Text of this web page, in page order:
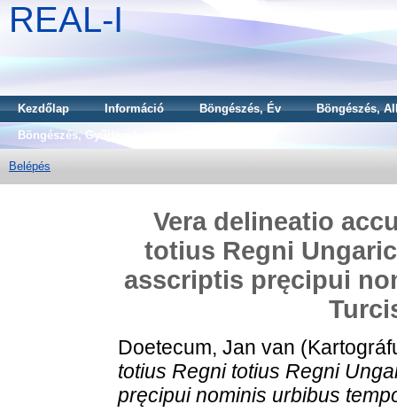
REAL-I
Kezdőlap Információ Böngészés, Év
Böngészés,
Böngészés, Gyűjtemény
Belépés
Vera delineatio
totius Regni
asscriptis pręcipui
Doetecum, Jan van
totius Regni totius Regni
pręcipui nominis urbibus